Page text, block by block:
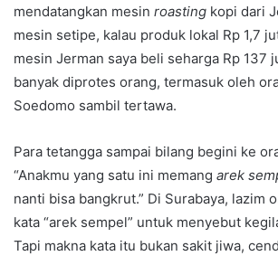
mendatangkan mesin roasting kopi dari
mesin setipe, kalau produk lokal Rp 1,7
mesin Jerman saya beli seharga Rp 137
banyak diprotes orang, termasuk oleh
Soedomo sambil tertawa.
Para tetangga sampai bilang begini ke
“Anakmu yang satu ini memang arek
nanti bisa bangkrut.” Di Surabaya, lazim
kata “arek sempel” untuk menyebut
Tapi makna kata itu bukan sakit jiwa,